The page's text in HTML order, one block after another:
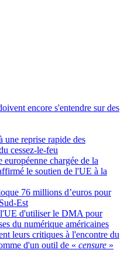
encore s'entendre sur des
une reprise rapide des
cessez-le-feu
européenne chargée de la
le soutien de l'UE à la
76 millions d’euros pour
Est
l'UE d'utiliser le DMA pour
du numérique américaines
leurs critiques à l'encontre du
d'un outil de « censure »